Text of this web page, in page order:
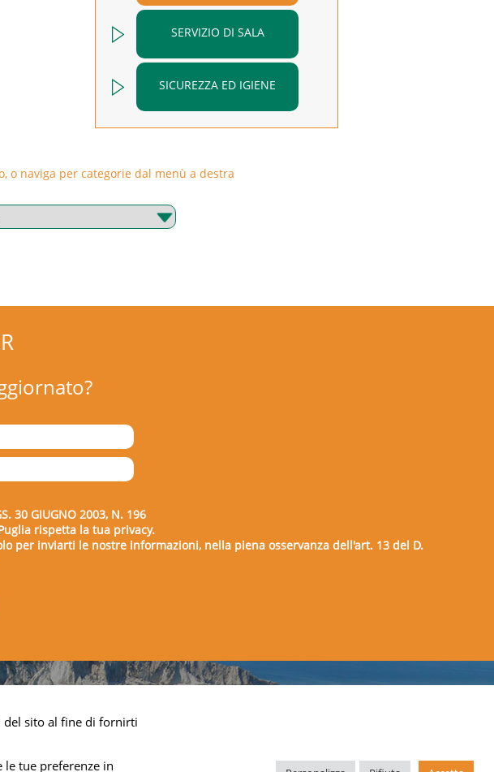
SERVIZIO DI SALA
SICUREZZA ED IGIENE
o naviga per categorie dal menù a destra
30 GIUGNO 2003, N. 196
rispetta la tua privacy.
per inviarti le nostre informazioni, nella piena osservanza dell'art. 13 del D.
del sito al fine di fornirti
le tue preferenze in